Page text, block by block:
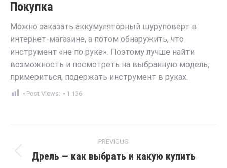
Покупка
Можно заказать аккумуляторный шуруповерт в
интернет-магазине, а потом обнаружить, что
инструмент «не по руке». Поэтому лучше найти
возможность и посмотреть на выбранную модель,
примериться, подержать инструмент в руках.
Post Views: 1 136
navigation
PREVIOUS
Previous
Дрель — как выбрать и какую купить